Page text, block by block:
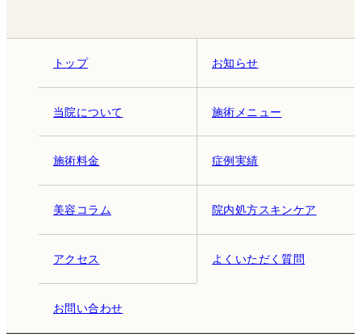
トップ お知らせ
当院について 施術メニュー
施術料金 症例実績
美容コラム 院内処方スキンケア
アクセス よくいただく質問
お問い合わせ